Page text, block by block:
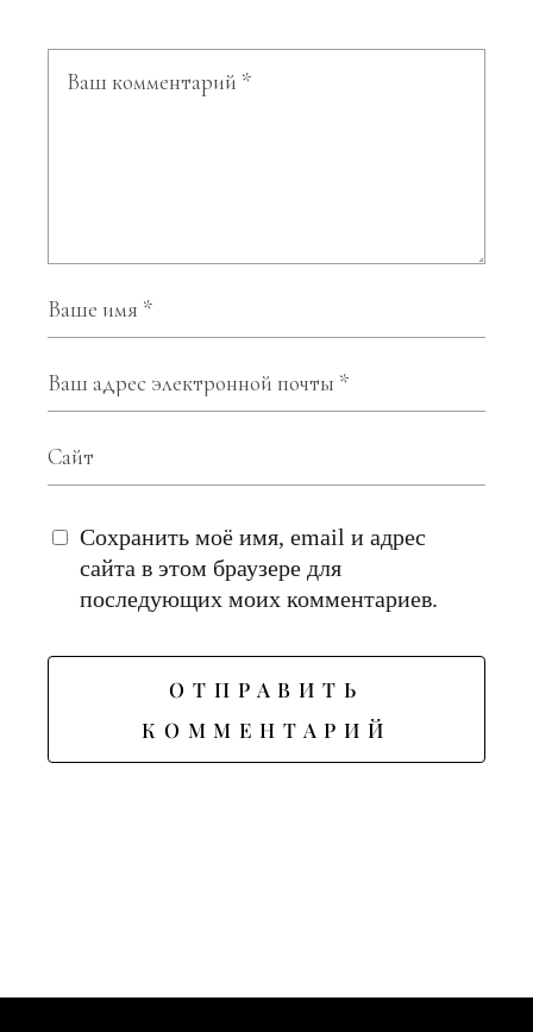
Сохранить моё имя, email и адрес
сайта в этом браузере для
последующих моих комментариев.
ОТПРАВИТЬ
КОММЕНТАРИЙ